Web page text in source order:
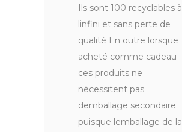
Ils sont 100 recyclables à
linfini et sans perte de
qualité En outre lorsque
acheté comme cadeau
ces produits ne
nécessitent pas
demballage secondaire
puisque lemballage de la